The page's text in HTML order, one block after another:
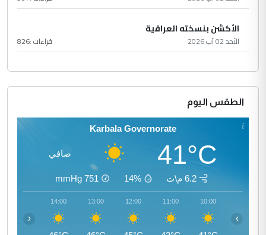
الأكشن بنسخته العراقية
الأحد 02 آب 2026 قراءات :826
الطقس اليوم
Karbala Governorate
41°C صافي
6.2 م\ث 14%
751
mmHg
10:00
11:00
12:00
13:00
14:00
‹ ›